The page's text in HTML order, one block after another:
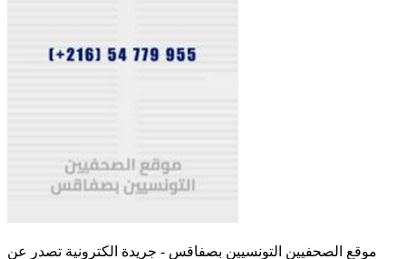
موقع الصحفيين التونسيين بصفاقس - جريدة الكترونية تصدر عن